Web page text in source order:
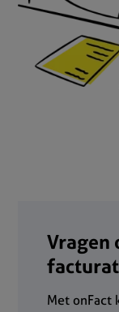
Vragen
Met onFact